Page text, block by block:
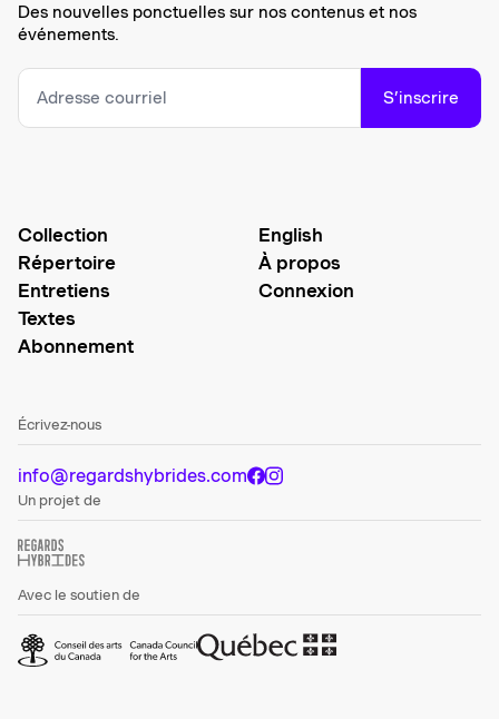
Des nouvelles ponctuelles sur nos contenus et nos
événements.
S’inscrire
Collection
Répertoire
Entretiens
Textes
Abonnement
English
À propos
Connexion
Écrivez-nous
info@regardshybrides.com
Un projet de
Avec le soutien de